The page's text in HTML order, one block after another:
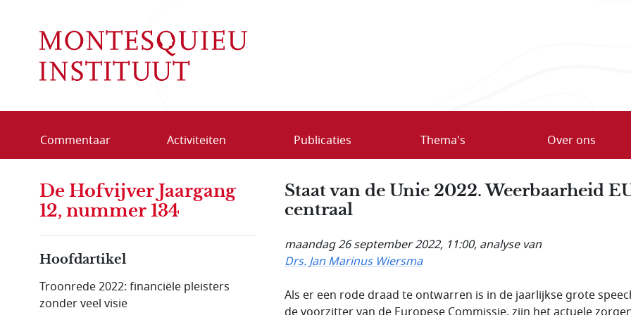
Commentaar Activiteiten Publicaties Thema's Over ons
Staat van de Unie 2022. Weerbaarheid
centraal
maandag 26 september 2022, 11:00, analyse van
Drs. Jan Marinus Wiersma
Als er een rode draad te ontwarren is in de jaarlijkse grote
De Hofvijver Jaargang
12, nummer 134
Hoofdartikel
Troonrede 2022: financiële pleisters
zonder veel visie